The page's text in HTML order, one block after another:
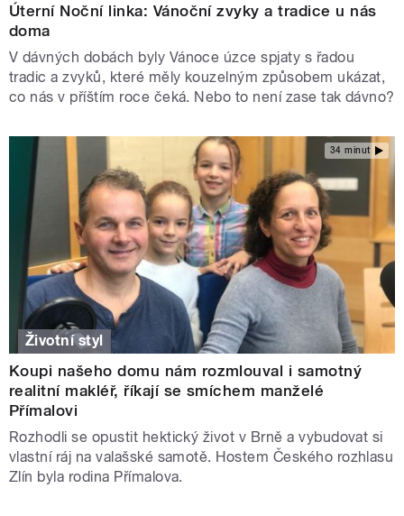
Úterní Noční linka: Vánoční zvyky a tradice u nás
doma
V dávných dobách byly Vánoce úzce spjaty s řadou
tradic a zvyků, které měly kouzelným způsobem ukázat,
co nás v příštím roce čeká. Nebo to není zase tak dávno?
34 minut
Životní styl
Koupi našeho domu nám rozmlouval i samotný
realitní makléř, říkají se smíchem manželé
Přímalovi
Rozhodli se opustit hektický život v Brně a vybudovat si
vlastní ráj na valašské samotě. Hostem Českého rozhlasu
Zlín byla rodina Přímalova.